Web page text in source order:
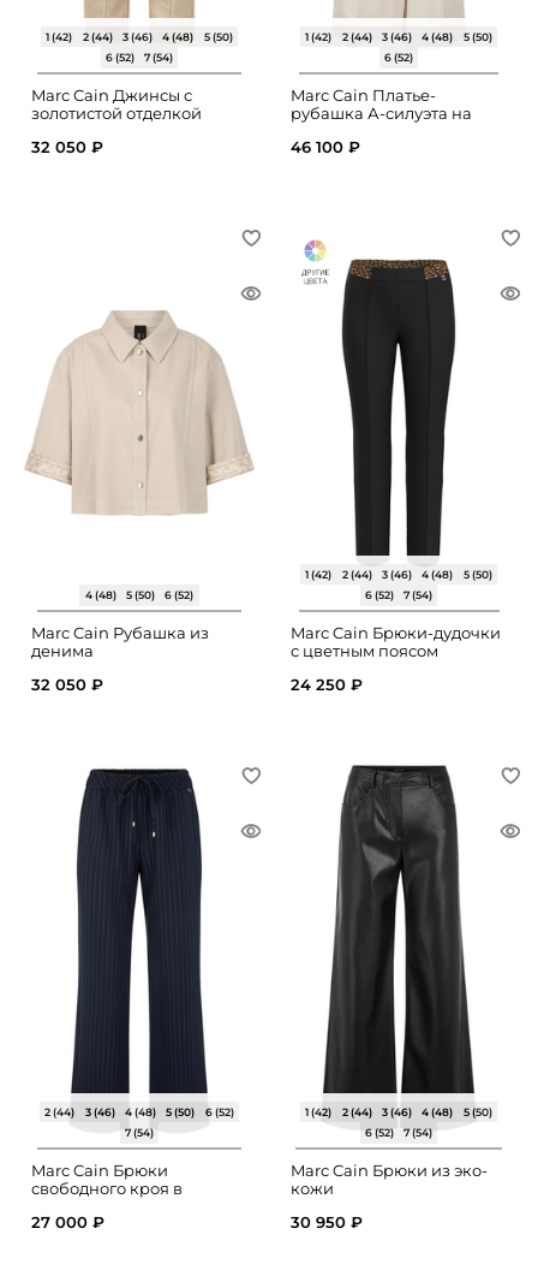
1 (42) 2 (44) 3 (46) 4 (48)
5 (50)
6 (52)
7 (54)
Marc Cain Джинсы с
золотистой отделкой
32 050 ₽
1 (42) 2 (44) 3 (46) 4 (48)
5 (50)
6 (52)
Marc Cain Платье-
рубашка А-силуэта на
46 100 ₽
4 (48) 5 (50) 6 (52)
Marc Cain Рубашка из
денима
32 050 ₽
1 (42) 2 (44) 3 (46) 4 (48)
5 (50)
6 (52)
7 (54)
Marc Cain Брюки-дудочки
с цветным поясом
24 250 ₽
2 (44) 3 (46) 4 (48) 5 (50)
6 (52)
7 (54)
Marc Cain Брюки
свободного кроя в
27 000 ₽
1 (42) 2 (44) 3 (46) 4 (48)
5 (50)
6 (52)
7 (54)
Marc Cain Брюки из эко-
кожи
30 950 ₽